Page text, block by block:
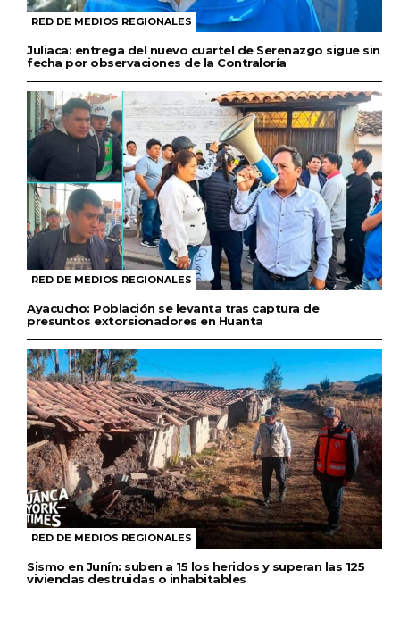
RED DE MEDIOS REGIONALES
Juliaca: entrega del nuevo cuartel de Serenazgo sigue sin
fecha por observaciones de la Contraloría
RED DE MEDIOS REGIONALES
Ayacucho: Población se levanta tras captura de
presuntos extorsionadores en Huanta
RED DE MEDIOS REGIONALES
Sismo en Junín: suben a 15 los heridos y superan las 125
viviendas destruidas o inhabitables